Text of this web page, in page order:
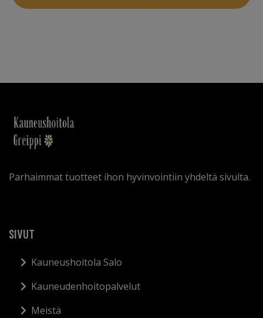
Parhaimmat tuotteet ihon hyvinvointiin yhdeltä sivulta.
SIVUT
Kauneushoitola Salo
Kauneudenhoitopalvelut
Meistä